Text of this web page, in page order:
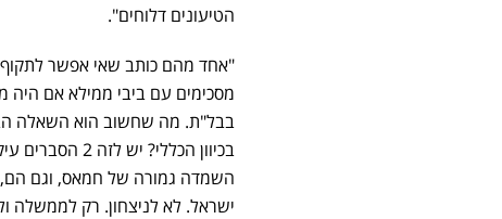
הטיעונים דלוחים".
"אחד מהם כותב שאי אפשר לתקוף
מסכימים עם ביבי ממילא אם היה
בבל"ת. מה שחשוב הוא השאלה
בכיוון
השמדה גמורה של חמאס, וגם הם,
ישראל. לא לניצחון. רק לממשלה